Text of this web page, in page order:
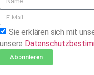
Sie erklären sich mit
unsere
Abonnieren